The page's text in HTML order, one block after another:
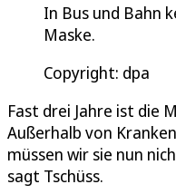
In Bus und Bahn
Maske.
Copyright: dpa
Fast drei Jahre ist die
Außerhalb von
müssen wir sie nun
sagt Tschüss.